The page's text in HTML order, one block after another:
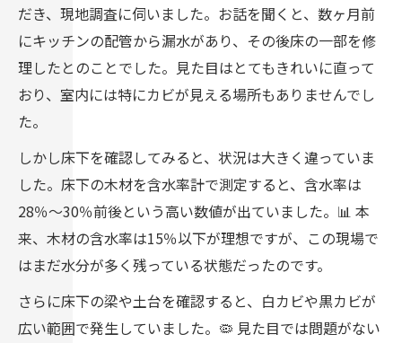
だき、現地調査に伺いました。お話を聞くと、数ヶ月前
にキッチンの配管から漏水があり、その後床の一部を修
理したとのことでした。見た目はとてもきれいに直って
おり、室内には特にカビが見える場所もありませんでし
た。
しかし床下を確認してみると、状況は大きく違っていま
した。床下の木材を含水率計で測定すると、含水率は
28％〜30％前後という高い数値が出ていました。📊 本
来、木材の含水率は15％以下が理想ですが、この現場で
はまだ水分が多く残っている状態だったのです。
さらに床下の梁や土台を確認すると、白カビや黒カビが
広い範囲で発生していました。🦠 見た目では問題がない